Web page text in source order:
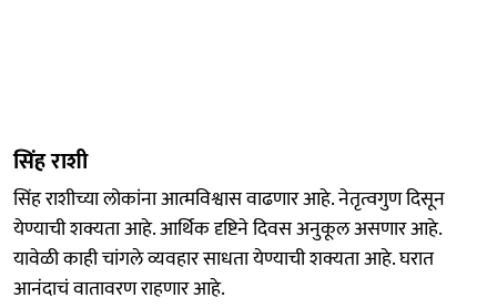
सिंह राशी
सिंह राशीच्या लोकांना आत्मविश्वास वाढणार आहे. नेतृत्वगुण दिसून
येण्याची शक्यता आहे. आर्थिक दृष्टिने दिवस अनुकूल असणार आहे.
यावेळी काही चांगले व्यवहार साधता येण्याची शक्यता आहे. घरात
आनंदाचं वातावरण राहणार आहे.